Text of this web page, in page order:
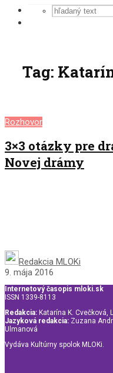
Tag:
Rozhovor
3×3 otázky pre
Novej drámy
Redakcia MLOKi
9. mája 2016
Internetový časopis mloki.sk
ISSN 1339-8113
Redakcia: Katarína K. Cvečková,
Jazyková redakcia: Zuzana
Ulmanová
Vydáva Kultúrny spolok MLOKi.